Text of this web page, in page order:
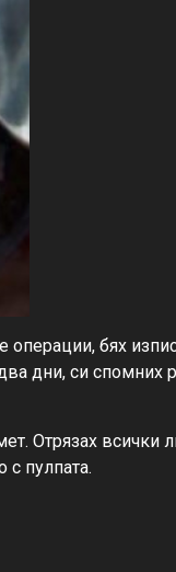
бях
дни, си спомних
Отрязах всички
с пулпата.